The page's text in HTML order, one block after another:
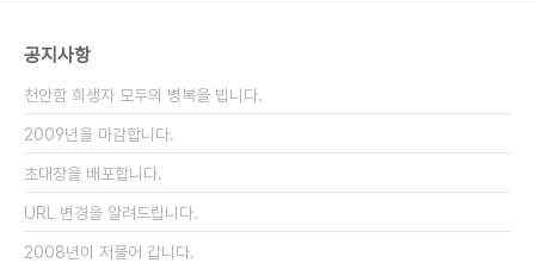
가를 실험하게 됩니다. 2. 멀쩡한 사람이 먹는 약?..
발되는 신약은 병이 있어서 치료가 필요한 사람..
공지사항
천안함 희생자 모두의 병복을 빕니다.
2009년을 마감합니다.
초대장을 배포합니다.
URL 변경을 알려드립니다.
2008년이 저물어 갑니다.